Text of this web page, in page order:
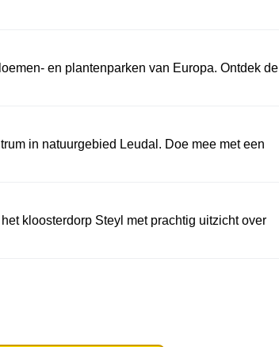
en plantenparken van Europa. Ontdek de
in natuurgebied Leudal. Doe mee met een
kloosterdorp Steyl met prachtig uitzicht over